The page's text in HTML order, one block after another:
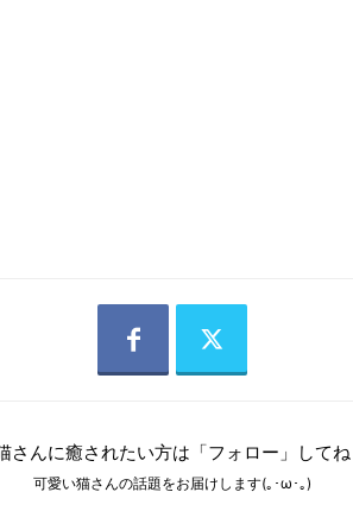
さんに癒されたい方は「フォロー」してね
可愛い猫さんの話題をお届けします(｡･ω･｡)